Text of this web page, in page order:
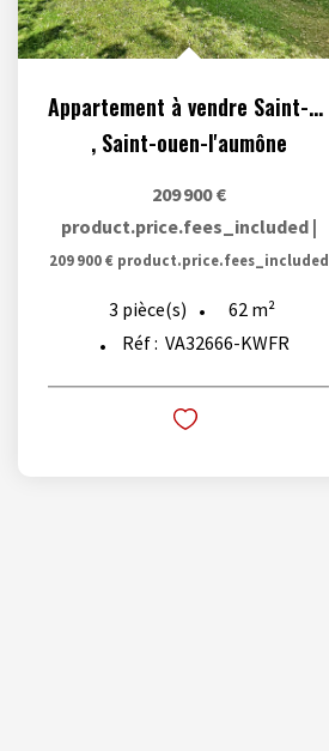
Appartement à vendre Saint-Ouen-l'Aumône
, Saint-ouen-l'aumône
209 900 €
product.price.fees_included |
209 900 € product.price.fees_included
3 pièce(s) 62 m²
Réf : VA32666-KWFR